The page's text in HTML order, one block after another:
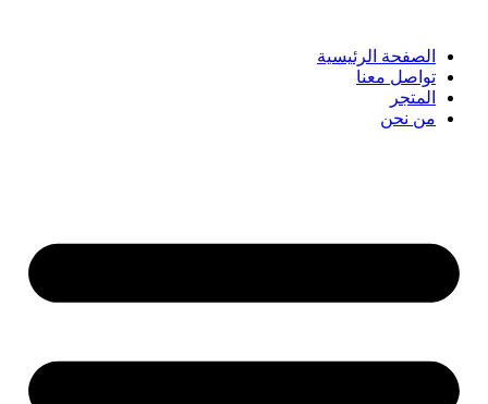
الصفحة الرئيسية
تواصل معنا
المتجر
من نحن